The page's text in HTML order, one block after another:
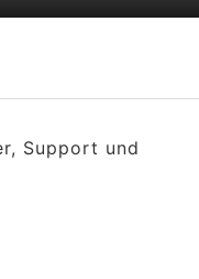
Support und